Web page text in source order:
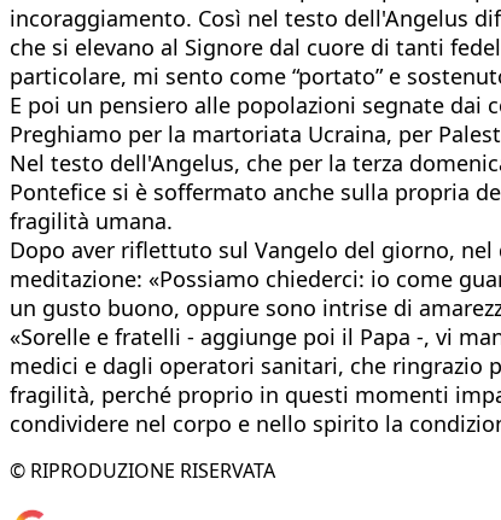
incoraggiamento. Così nel testo dell'Angelus
che si elevano al Signore dal cuore di tanti
particolare, mi sento come “portato” e
E poi un pensiero alle popolazioni segnate dai
Preghiamo per la martoriata Ucraina, per
Nel testo dell'Angelus, che per la terza
Pontefice si è soffermato anche sulla propria
fragilità umana.
Dopo aver riflettuto sul Vangelo del giorno,
meditazione: «Possiamo chiederci: io come
un gusto buono, oppure sono intrise di
«Sorelle e fratelli - aggiunge poi il Papa -, vi
medici e dagli operatori sanitari, che ringrazio
fragilità, perché proprio in questi momenti
condividere nel corpo e nello spirito la
© RIPRODUZIONE RISERVATA